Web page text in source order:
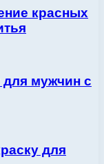
красных
для мужчин с
для